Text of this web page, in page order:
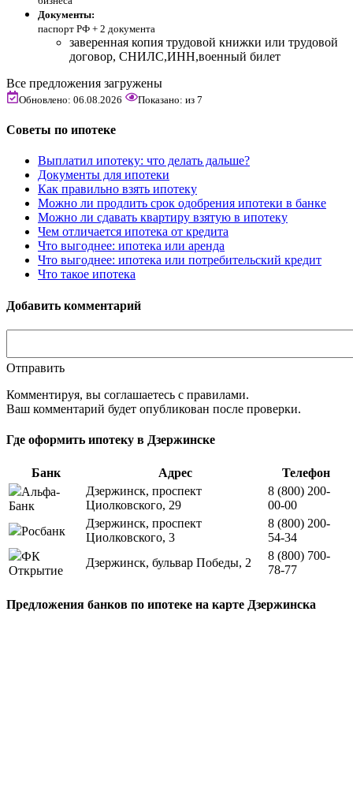
Документы:
паспорт РФ + 2 документа
заверенная копия трудовой книжки или трудовой
договор, СНИЛС,ИНН,военный билет
Все предложения загружены
Обновлено: 06.08.2026 Показано: из 7
Советы по ипотеке
Выплатил ипотеку: что делать дальше?
Документы для ипотеки
Как правильно взять ипотеку
Можно ли продлить срок одобрения ипотеки в банке
Можно ли сдавать квартиру взятую в ипотеку
Чем отличается ипотека от кредита
Что выгоднее: ипотека или аренда
Что выгоднее: ипотека или потребительский кредит
Что такое ипотека
Добавить комментарий
Отправить
Комментируя, вы соглашаетесь c правилами.
Ваш комментарий будет опубликован после проверки.
Где оформить ипотеку в Дзержинске
Банк Адрес
Телефон
Альфа-
Банк
Дзержинск, проспект
Циолковского, 29
8 (800) 200-
00-00
Росбанк
Дзержинск, проспект
Циолковского, 3
8 (800) 200-
54-34
ФК
Открытие
Дзержинск, бульвар Победы, 2
8 (800) 700-
78-77
Предложения банков по ипотеке на карте Дзержинска